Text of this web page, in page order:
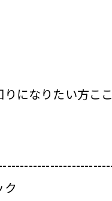
になりたい方こ
ク